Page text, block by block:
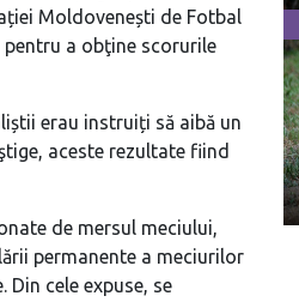
Moldovenești de Fotbal
a obţine scorurile
erau instruiți să aibă un
aceste rezultate fiind
de mersul meciului,
permanente a meciurilor
cele expuse, se